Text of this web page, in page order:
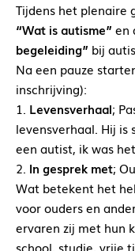
Tijdens het plenaire
“Wat is autisme” en
begeleiding” bij
Na een pauze
inschrijving):
1. Levensverhaal;
levensverhaal. Hij is
een autist, ik was
2. In gesprek met;
Wat betekent het
voor ouders en
ervaren zij met hun
school, studie, vrije